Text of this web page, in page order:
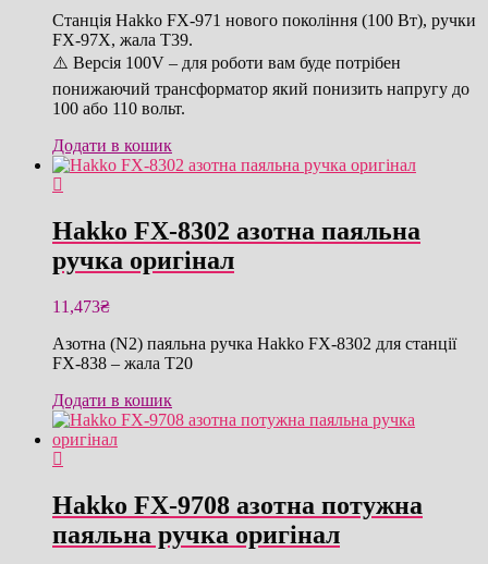
Станція Hakko FX-971 нового покоління (100 Вт), ручки
FX-97X, жала T39.
⚠️ Версія 100V – для роботи вам буде потрібен
понижаючий трансформатор який понизить напругу до
100 або 110 вольт.
Додати в кошик
Hakko FX-8302 азотна паяльна
ручка оригінал
11,473₴
Азотна (N2) паяльна ручка Hakko FX-8302 для станції
FX-838 – жала T20
Додати в кошик
Hakko FX-9708 азотна потужна
паяльна ручка оригінал